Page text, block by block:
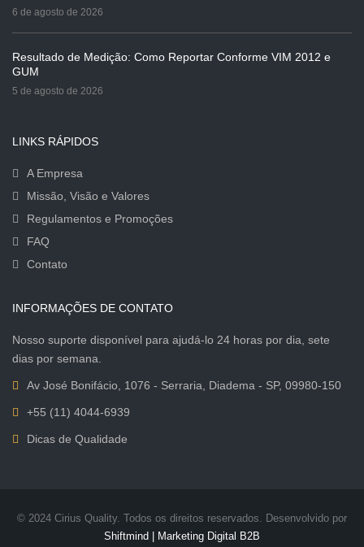
6 de agosto de 2026
Resultado de Medição: Como Reportar Conforme VIM 2012 e
GUM
5 de agosto de 2026
LINKS RÁPIDOS
A Empresa
Missão, Visão e Valores
Regulamentos e Promoções
FAQ
Contato
INFORMAÇÕES DE CONTATO
Nosso suporte disponível para ajudá-lo 24 horas por dia, sete
dias por semana.
Av José Bonifácio, 1076 - Serraria, Diadema - SP, 09980-150
+55 (11) 4044-6939
Dicas de Qualidade
© 2024 Cirius Quality. Todos os direitos reservados. Desenvolvido por
Shiftmind | Marketing Digital B2B